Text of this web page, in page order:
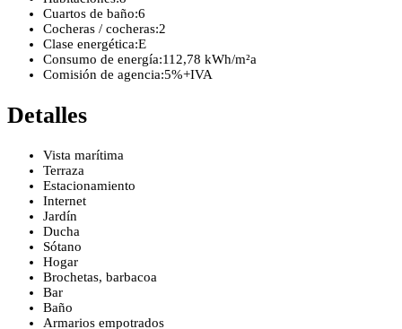
Cuartos de baño:6
Cocheras / cocheras:2
Clase energética:E
Consumo de energía:112,78 kWh/m²a
Comisión de agencia:5%+IVA
Detalles
Vista marítima
Terraza
Estacionamiento
Internet
Jardín
Ducha
Sótano
Hogar
Brochetas, barbacoa
Bar
Baño
Armarios empotrados